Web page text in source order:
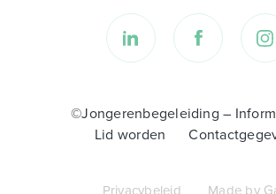
©Jongerenbegeleiding –
Lid worden